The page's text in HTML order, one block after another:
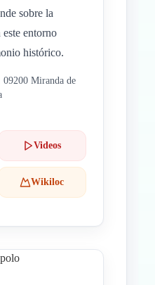
sobre la
entorno
histórico.
09200 Miranda de
Videos
Wikiloc